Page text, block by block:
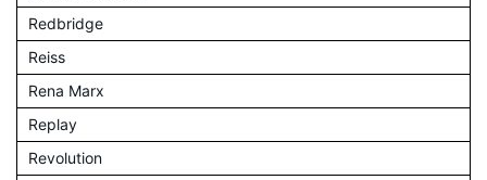
Redbridge
Reiss
Rena Marx
Replay
Revolution